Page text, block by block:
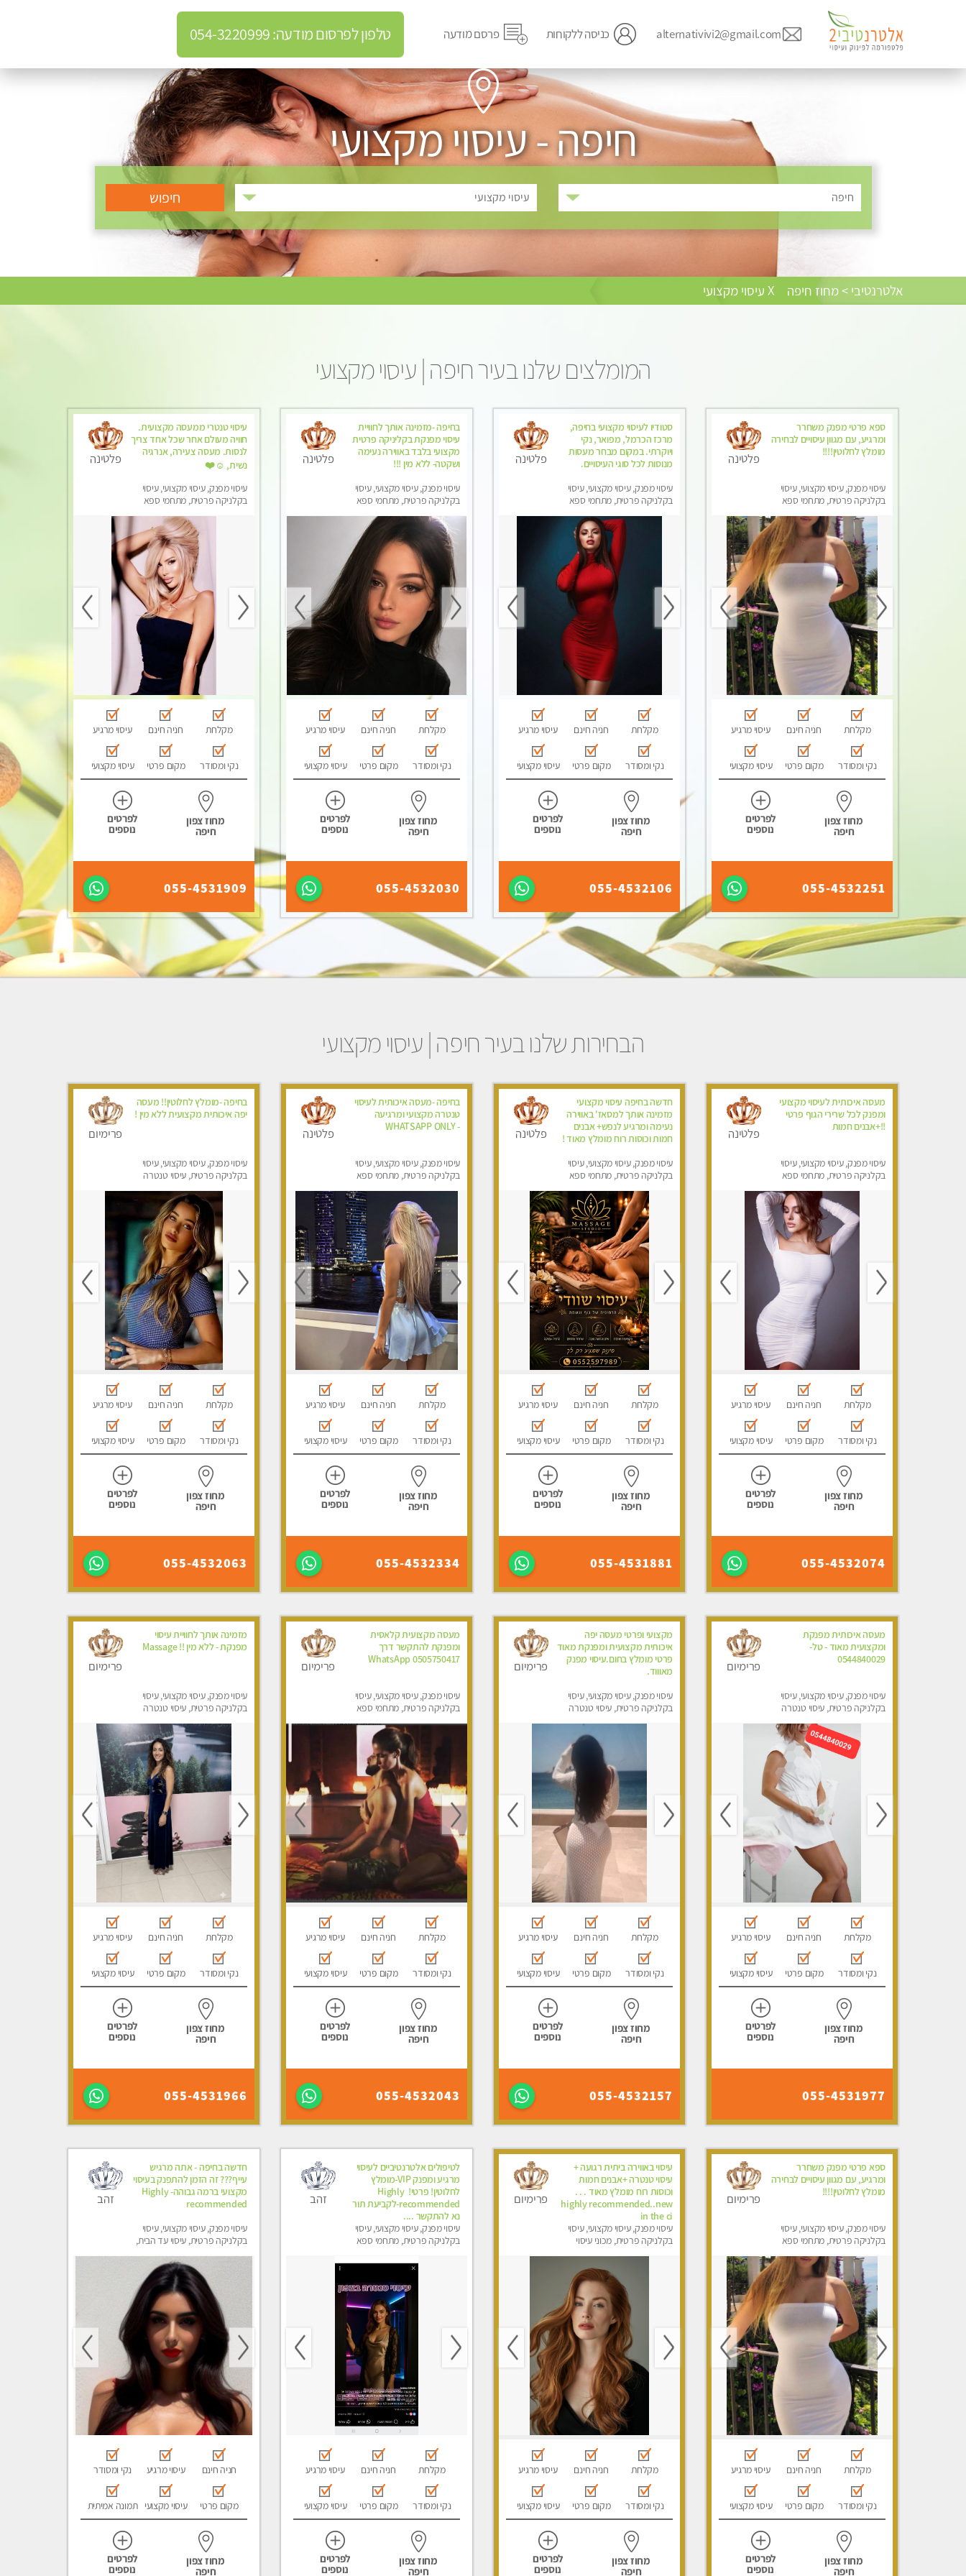
alternativivi2@gmail.com כניסה ללקוחות פרסם מודעה טלפון לפרסום מודעה: 054-3220999
חיפה - עיסוי מקצועי
חיפה עיסוי מקצועי
אלטרנטיבי > מחוז חיפה X עיסוי מקצועי
המומלצים שלנו בעיר חיפה | עיסוי מקצועי
ספא פרטי מפנק משחרר
ומרגיע, עם מגוון עיסויים לבחירה
מומלץ לחלוטין!!!!
עיסוי מפנק, עיסוי מקצועי, עיסוי
בקלניקה פרטית, מתחמי ספא
טנטרה
פלטינה
מקלחת חניה חינם עיסוי מרגיע
נקי ומסודר מקום פרטי עיסוי מקצועי
מחוז צפון
חיפה
לפרטים
נוספים
055-4532251
סטודיו לעיסוי מקצועי בחיפה,
מרכז הכרמל, מפואר, נקי
ויוקרתי. במקום מבחר מעסות
מנוסות לכל סוגי העיסויים.
עיסוי מפנק, עיסוי מקצועי, עיסוי
בקלניקה פרטית, מתחמי ספא
פלטינה
מקלחת חניה חינם עיסוי מרגיע
נקי ומסודר מקום פרטי עיסוי מקצועי
מחוז צפון
חיפה
לפרטים
נוספים
055-4532106
בחיפה -מזמינה אותך לחוויית
עיסוי מפנקת בקליניקה פרטית
מקצועי בלבד באווירה נעימה
ושקטה- ללא מין !!!
עיסוי מפנק, עיסוי מקצועי, עיסוי
בקלניקה פרטית, מתחמי ספא
טנטרה
פלטינה
מקלחת חניה חינם עיסוי מרגיע
נקי ומסודר מקום פרטי עיסוי מקצועי
מחוז צפון
חיפה
לפרטים
נוספים
055-4532030
עיסוי טנטרי ממעסה מקצועית.
חוויה מעולם אחר שכל אחד צריך
לנסות. מעסה צעירה, אנרגיה
נשית, ☺️❤️
עיסוי מפנק, עיסוי מקצועי, עיסוי
בקלניקה פרטית, מתחמי ספא
פלטינה
מקלחת חניה חינם עיסוי מרגיע
נקי ומסודר מקום פרטי עיסוי מקצועי
מחוז צפון
חיפה
לפרטים
נוספים
055-4531909
הבחירות שלנו בעיר חיפה | עיסוי מקצועי
מעסה איכותית לעיסוי מקצועי
ומפנק לכל שרירי הגוף פרטי
!!+אבנים חמות
עיסוי מפנק, עיסוי מקצועי, עיסוי
בקלניקה פרטית, מתחמי ספא
פלטינה
מקלחת חניה חינם עיסוי מרגיע
נקי ומסודר מקום פרטי עיסוי מקצועי
מחוז צפון
חיפה
לפרטים
נוספים
055-4532074
חדשה בחיפה עיסוי מקצועי
מזמינה אותך למסאז' באווירה
נעימה ומרגיע לנפש+ אבנים
חמות וכוסות רוח מומלץ מאוד !
עיסוי מפנק, עיסוי מקצועי, עיסוי
בקלניקה פרטית, מתחמי ספא
פלטינה
מקלחת חניה חינם עיסוי מרגיע
נקי ומסודר מקום פרטי עיסוי מקצועי
מחוז צפון
חיפה
לפרטים
נוספים
055-4531881
בחיפה -מעסה איכותית לעיסוי
טנטרה מקצועי ומרגיעה
- WHATSAPP ONLY
עיסוי מפנק, עיסוי מקצועי, עיסוי
בקלניקה פרטית, מתחמי ספא
פלטינה
מקלחת חניה חינם עיסוי מרגיע
נקי ומסודר מקום פרטי עיסוי מקצועי
מחוז צפון
חיפה
לפרטים
נוספים
055-4532334
בחיפה -מומלץ לחלוטין!! מעסה
יפה איכותית מקצועית ללא מין !
עיסוי מפנק, עיסוי מקצועי, עיסוי
בקלניקה פרטית, עיסוי טנטרה
פרימיום
מקלחת חניה חינם עיסוי מרגיע
נקי ומסודר מקום פרטי עיסוי מקצועי
מחוז צפון
חיפה
לפרטים
נוספים
055-4532063
מעסה איכותית מפנקת
ומקצועית מאוד - טל-
0544840029
עיסוי מפנק, עיסוי מקצועי, עיסוי
בקלניקה פרטית, עיסוי טנטרה
פרימיום
מקלחת חניה חינם עיסוי מרגיע
נקי ומסודר מקום פרטי עיסוי מקצועי
מחוז צפון
חיפה
לפרטים
נוספים
055-4531977
מקצועי ופרטי מעסה יפה
איכותית מקצועית ומפנקת מאוד
פרטי מומלץ בחום.עיסוי מפנק
מאוווד.
עיסוי מפנק, עיסוי מקצועי, עיסוי
בקלניקה פרטית, עיסוי טנטרה
פרימיום
מקלחת חניה חינם עיסוי מרגיע
נקי ומסודר מקום פרטי עיסוי מקצועי
מחוז צפון
חיפה
לפרטים
נוספים
055-4532157
מעסה מקצועית קלאסית
ומפנקת להתקשר דרך
0505750417 WhatsApp
עיסוי מפנק, עיסוי מקצועי, עיסוי
בקלניקה פרטית, מתחמי ספא
פרימיום
מקלחת חניה חינם עיסוי מרגיע
נקי ומסודר מקום פרטי עיסוי מקצועי
מחוז צפון
חיפה
לפרטים
נוספים
055-4532043
מזמינה אותך לחוויית עיסוי
מפנקת - ללא מין !! Massage
עיסוי מפנק, עיסוי מקצועי, עיסוי
בקלניקה פרטית, עיסוי טנטרה
פרימיום
מקלחת חניה חינם עיסוי מרגיע
נקי ומסודר מקום פרטי עיסוי מקצועי
מחוז צפון
חיפה
לפרטים
נוספים
055-4531966
ספא פרטי מפנק משחרר
ומרגיע, עם מגוון עיסויים לבחירה
מומלץ לחלוטין!!!!
עיסוי מפנק, עיסוי מקצועי, עיסוי
בקלניקה פרטית, מתחמי ספא
פרימיום
מקלחת חניה חינם עיסוי מרגיע
נקי ומסודר מקום פרטי עיסוי מקצועי
מחוז צפון
חיפה
לפרטים
נוספים
עיסוי באווירה ביתית רגועה +
עיסוי טנטרה +אבנים חמות
וכוסות רוח מומלץ מאוד . . .
highly recommended..new
in the ci
עיסוי מפנק, עיסוי מקצועי, עיסוי
בקלניקה פרטית, מכוני עיסוי
פרימיום
מקלחת חניה חינם עיסוי מרגיע
נקי ומסודר מקום פרטי עיסוי מקצועי
מחוז צפון
חיפה
לפרטים
נוספים
לטיפולים אלטרנטיביים לעיסוי
מרגיע ומפנק VIP-מומלץ
לחלוטין! פרטי! ​​​​​​ Highly
recommended-לקביעת תור
נא להתקשר ....
עיסוי מפנק, עיסוי מקצועי, עיסוי
בקלניקה פרטית, מתחמי ספא
זהב
מקלחת חניה חינם עיסוי מרגיע
נקי ומסודר מקום פרטי עיסוי מקצועי
מחוז צפון
חיפה
לפרטים
נוספים
חדשה בחיפה - אתה מרגיש
עייף??? זה הזמן להתפנק בעיסוי
מקצועי ברמה גבוהה- Highly
recommended
עיסוי מפנק, עיסוי מקצועי, עיסוי
בקלניקה פרטית, עיסוי עד הבית,
זהב
חניה חינם עיסוי מרגיע נקי ומסודר
מקום פרטי עיסוי מקצועי תמונה אמיתית
מחוז צפון
חיפה
לפרטים
נוספים